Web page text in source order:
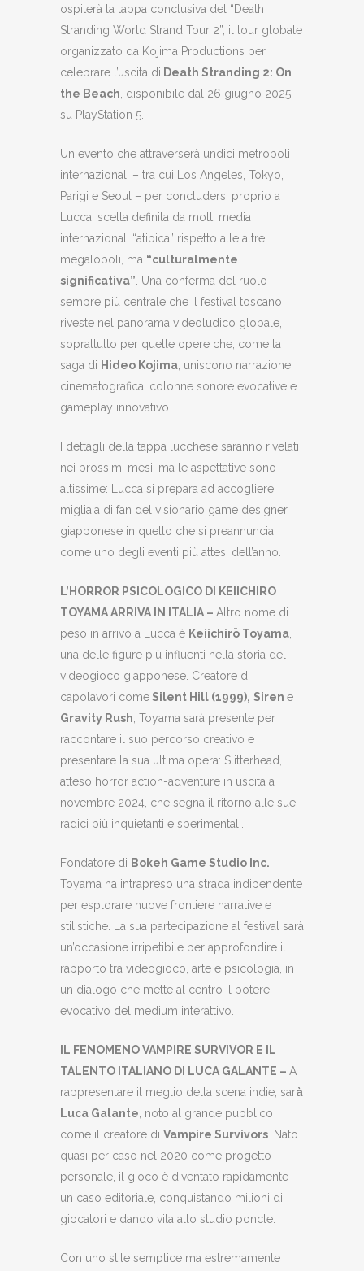
ospiterà la tappa conclusiva del “Death
Stranding World Strand Tour 2”, il tour globale
organizzato da Kojima Productions per
celebrare l’uscita di Death Stranding 2: On
the Beach , disponibile dal 26 giugno 2025
su PlayStation 5.
Un evento che attraverserà undici metropoli
internazionali – tra cui Los Angeles, Tokyo,
Parigi e Seoul – per concludersi proprio a
Lucca, scelta definita da molti media
internazionali “atipica” rispetto alle altre
megalopoli, ma “culturalmente
significativa” . Una conferma del ruolo
sempre più centrale che il festival toscano
riveste nel panorama videoludico globale,
soprattutto per quelle opere che, come la
saga di Hideo Kojima , uniscono narrazione
cinematografica, colonne sonore evocative e
gameplay innovativo.
I dettagli della tappa lucchese saranno rivelati
nei prossimi mesi, ma le aspettative sono
altissime: Lucca si prepara ad accogliere
migliaia di fan del visionario game designer
giapponese in quello che si preannuncia
come uno degli eventi più attesi dell’anno.
L’HORROR PSICOLOGICO DI KEIICHIRO
TOYAMA ARRIVA IN ITALIA – Altro nome di
peso in arrivo a Lucca è Keiichirō Toyama
una delle figure più influenti nella storia del
videogioco giapponese. Creatore di
capolavori comeSilent Hill (1999), Siren e
Gravity Rush , Toyama sarà presente per
raccontare il suo percorso creativo e
presentare la sua ultima opera: Slitterhead,
atteso horror action-adventure in uscita a
novembre 2024, che segna il ritorno alle sue
radici più inquietanti e sperimentali.
Fondatore di Bokeh Game Studio Inc.
Toyama ha intrapreso una strada indipendente
per esplorare nuove frontiere narrative e
stilistiche. La sua partecipazione al festival sarà
un’occasione irripetibile per approfondire il
rapporto tra videogioco, arte e psicologia, in
un dialogo che mette al centro il potere
evocativo del medium interattivo.
IL FENOMENO VAMPIRE SURVIVOR E IL
TALENTO ITALIANO DI LUCA GALANTE – A
rappresentare il meglio della scena indie, sarà
Luca Galante , noto al grande pubblico
come il creatore di Vampire Survivors . Nato
quasi per caso nel 2020 come progetto
personale, il gioco è diventato rapidamente
un caso editoriale, conquistando milioni di
giocatori e dando vita allo studio poncle.
Con uno stile semplice ma estremamente